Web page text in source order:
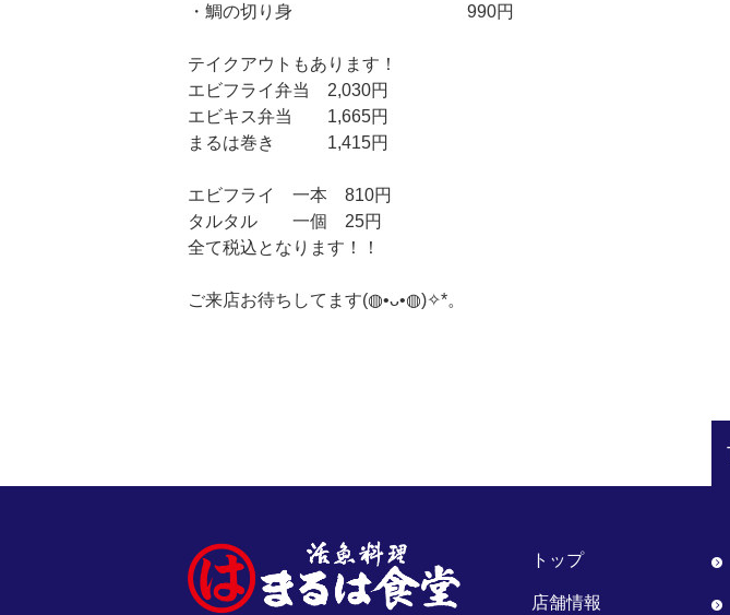
・鯛の切り身 990円
テイクアウトもあります！
エビフライ弁当 2,030円
エビキス弁当 1,665円
まるは巻き 1,415円
エビフライ 一本 810円
タルタル 一個 25円
全て税込となります！！
ご来店お待ちしてます(⁠◍⁠•⁠ᴗ⁠•⁠◍⁠)⁠✧⁠*⁠。
トップ
店舗情報